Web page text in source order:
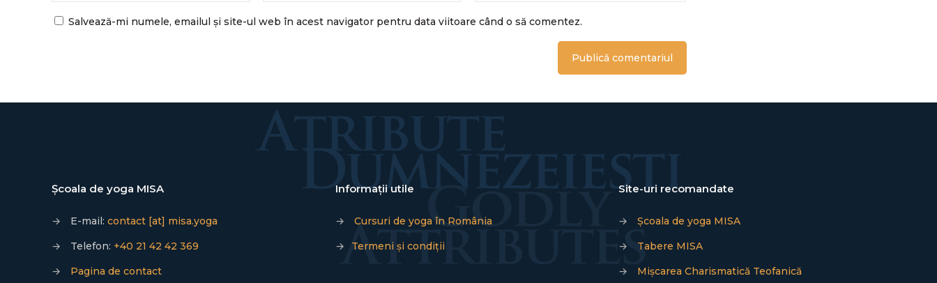
Salvează-mi numele, emailul și site-ul web în acest navigator pentru data viitoare când o să comentez.
Școala de yoga MISA
→ E-mail: contact [at] misa.yoga
→
Telefon: +40 21 42 42 369
→
Pagina de contact
Informații utile
→
Cursuri de yoga în România
→
Termeni și condiții
Site-uri recomandate
→
Școala de yoga MISA
→
Tabere MISA
→
Mișcarea Charismatică Teofanică